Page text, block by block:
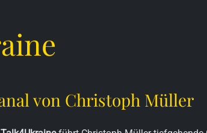
von Christoph Müller